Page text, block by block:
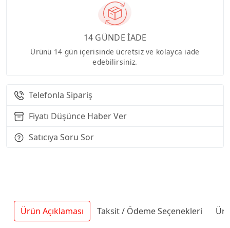
14 GÜNDE İADE
Ürünü 14 gün içerisinde ücretsiz ve kolayca iade
edebilirsiniz.
Telefonla Sipariş
Fiyatı Düşünce Haber Ver
Satıcıya Soru Sor
Ürün Açıklaması Taksit / Ödeme Seçenekleri